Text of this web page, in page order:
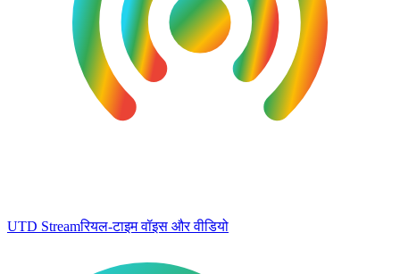
UTD Streamरियल-टाइम वॉइस और वीडियो